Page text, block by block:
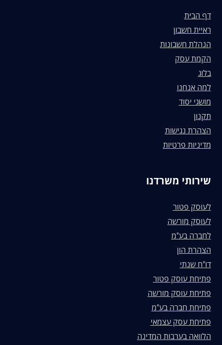
דף הבית
ראיית חשבון
הנהלת חשבונות
הקמת עסק
בלוג
למה אנחנו
מושגי יסוד
תקנון
הצהרת נגישות
מדיניות פרטיות
שירותי משרדנו
לעוסק פטור
לעוסק מורשה
לחברה בע"מ
הצהרת הון
דו"ח שנתי
פתיחת עוסק פטור
פתיחת עוסק מורשה
פתיחת חברה בע"מ
פתיחת עסק עצמאי
הלוואה בערבות המדינה